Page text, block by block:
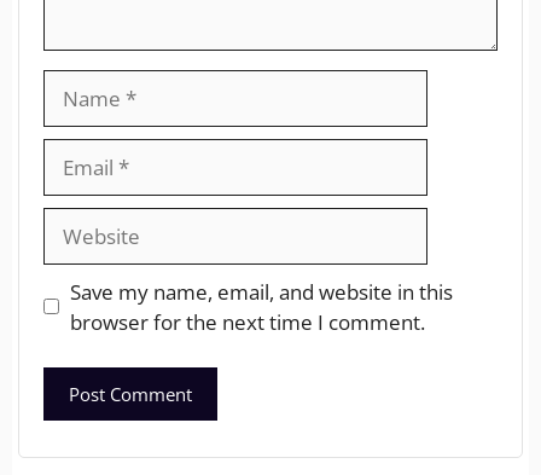
Save my name, email, and website in this
browser for the next time I comment.